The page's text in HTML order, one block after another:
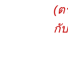
(ต
กั